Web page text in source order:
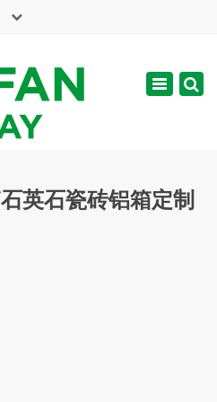
六: 7:00 - 17:00
Toggle
英石瓷砖铝箱定制